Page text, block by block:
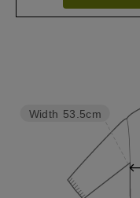
Width 53.5cm